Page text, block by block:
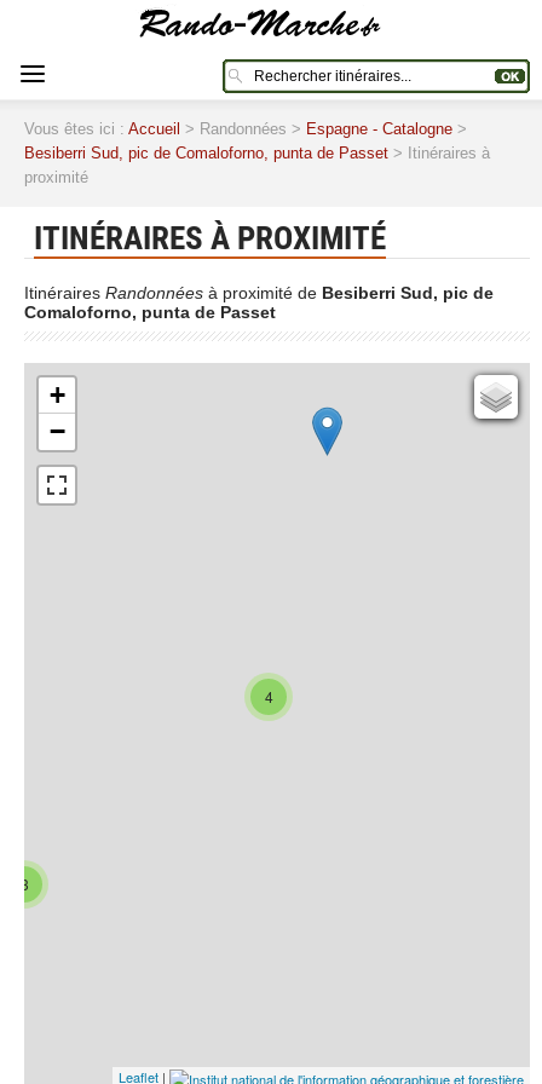
Vous êtes ici : Accueil > Randonnées > Espagne - Catalogne >
Besiberri Sud, pic de Comaloforno, punta de Passet > Itinéraires à
proximité
ITINÉRAIRES À PROXIMITÉ
Itinéraires Randonnées à proximité de Besiberri Sud, pic de
Comaloforno, punta de Passet
3
4
+
−
Open Topo Map
Leaflet |